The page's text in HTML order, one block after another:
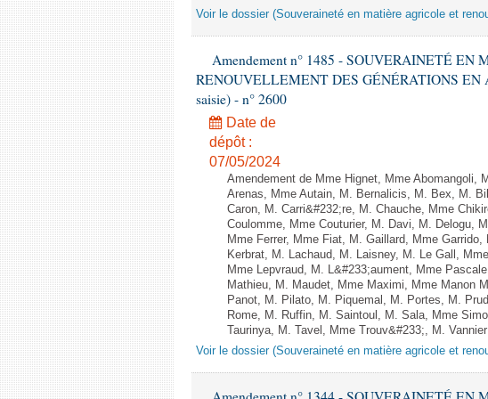
Voir le dossier (Souveraineté en matière agricole et
Amendement n° 1485 - SOUVERAINETÉ EN
RENOUVELLEMENT DES GÉNÉRATIONS EN
saisie) - n° 2600
Date de
dépôt :
07/05/2024
Amendement de Mme Hignet, Mme Abomangoli,
Arenas, Mme Autain, M. Bernalicis, M. Bex, M.
Caron, M. Carri&#232;re, M. Chauche, Mme
Coulomme, Mme Couturier, M. Davi, M. Delogu,
Mme Ferrer, Mme Fiat, M. Gaillard, Mme
Kerbrat, M. Lachaud, M. Laisney, M. Le Gall,
Mme Lepvraud, M. L&#233;aument, Mme
Mathieu, M. Maudet, Mme Maximi, Mme Manon
Panot, M. Pilato, M. Piquemal, M. Portes, M.
Rome, M. Ruffin, M. Saintoul, M. Sala, Mme
Taurinya, M. Tavel, Mme Trouv&#233;, M.
Voir le dossier (Souveraineté en matière agricole et